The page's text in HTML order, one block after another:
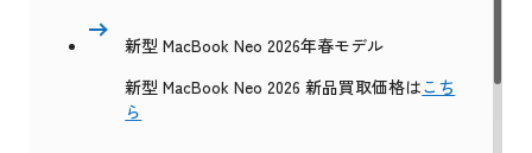
新型 MacBook Neo 2026年春モデル
新型 MacBook Neo 2026 新品買取価格はこち
ら